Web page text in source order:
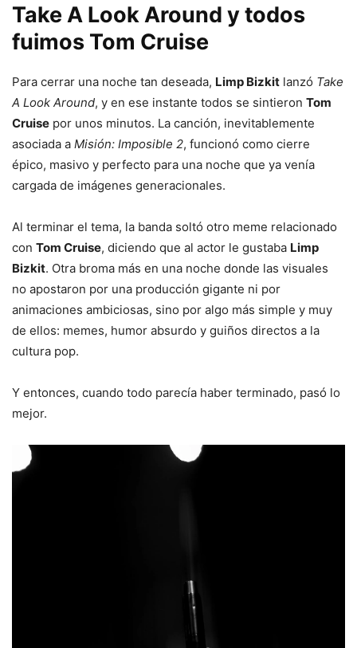
Take A Look Around y todos
fuimos Tom Cruise
Para cerrar una noche tan deseada, Limp Bizkit lanzó Take
A Look Around, y en ese instante todos se sintieron Tom
Cruise por unos minutos. La canción, inevitablemente
asociada a Misión: Imposible 2, funcionó como cierre
épico, masivo y perfecto para una noche que ya venía
cargada de imágenes generacionales.
Al terminar el tema, la banda soltó otro meme relacionado
con Tom Cruise, diciendo que al actor le gustaba Limp
Bizkit. Otra broma más en una noche donde las visuales
no apostaron por una producción gigante ni por
animaciones ambiciosas, sino por algo más simple y muy
de ellos: memes, humor absurdo y guiños directos a la
cultura pop.
Y entonces, cuando todo parecía haber terminado, pasó lo
mejor.